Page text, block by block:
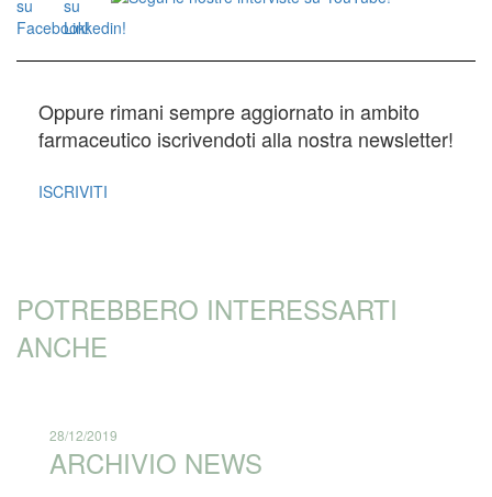
Oppure rimani sempre aggiornato in ambito
farmaceutico iscrivendoti alla nostra newsletter!
ISCRIVITI
POTREBBERO INTERESSARTI
ANCHE
28/12/2019
ARCHIVIO NEWS